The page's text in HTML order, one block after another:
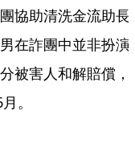
協助清洗金流助長
在詐團中並非扮演
被害人和解賠償，
。